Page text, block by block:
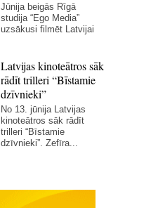
Jūnija beigās Rīgā
studija “Ego Media”
uzsākusi filmēt Latvijai
Latvijas kinoteātros sāk
rādīt trilleri “Bīstamie
dzīvnieki”
No 13. jūnija Latvijas
kinoteātros sāk rādīt
trilleri “Bīstamie
dzīvnieki”. Zefīra...